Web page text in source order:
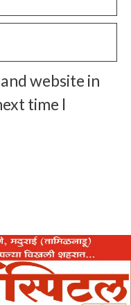
website in
time I